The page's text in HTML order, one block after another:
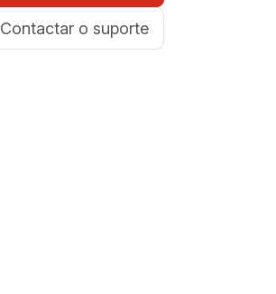
Contactar o suporte